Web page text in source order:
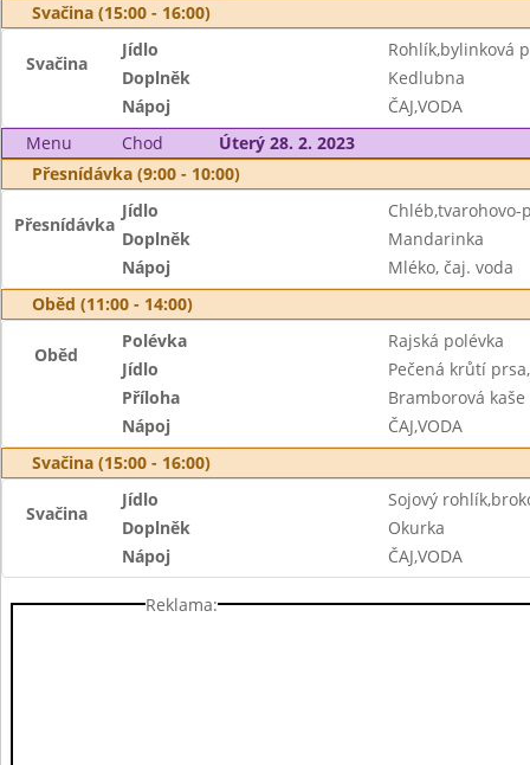
Svačina (15:00 - 16:00)
Svačina
Jídlo
Rohlík,bylinková
Doplněk
Kedlubna
Nápoj
ČAJ,VODA
Menu
Chod
Úterý 28. 2. 2023
Přesnídávka (9:00 - 10:00)
Přesnídávka
Jídlo
Chléb,tvarohovo-
Doplněk
Mandarinka
Nápoj
Mléko, čaj. voda
Oběd (11:00 - 14:00)
Oběd
Polévka
Rajská polévka
Jídlo
Pečená krůtí
Příloha
Bramborová kaše
Nápoj
ČAJ,VODA
Svačina (15:00 - 16:00)
Svačina
Jídlo
Sojový
Doplněk
Okurka
Nápoj
ČAJ,VODA
Reklama: